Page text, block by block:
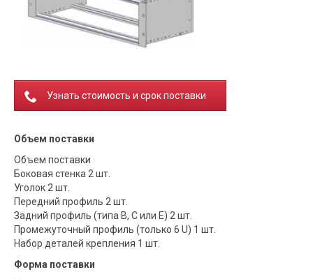
Узнать стоимость и срок поставки
Объем поставки
Объем поставки
Боковая стенка 2 шт.
Уголок 2 шт.
Передний профиль 2 шт.
Задний профиль (типа B, C или E) 2 шт.
Промежуточный профиль (только 6 U) 1 шт.
Набор деталей крепления 1 шт.
Форма поставки